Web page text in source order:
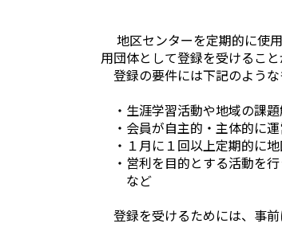
地区センターを定期的に使
用団体として登録を受けること
登録の要件には下記のよう
・生涯学習活動や地域の課題
・会員が自主的・主体的に運
・１月に１回以上定期的に地
・営利を目的とする活動を
など
登録を受けるためには、事前